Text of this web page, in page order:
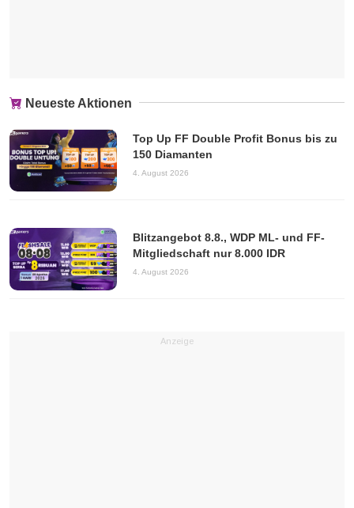
Neueste Aktionen
Top Up FF Double Profit Bonus bis zu
150 Diamanten
4. August 2026
Blitzangebot 8.8., WDP ML- und FF-
Mitgliedschaft nur 8.000 IDR
4. August 2026
Anzeige